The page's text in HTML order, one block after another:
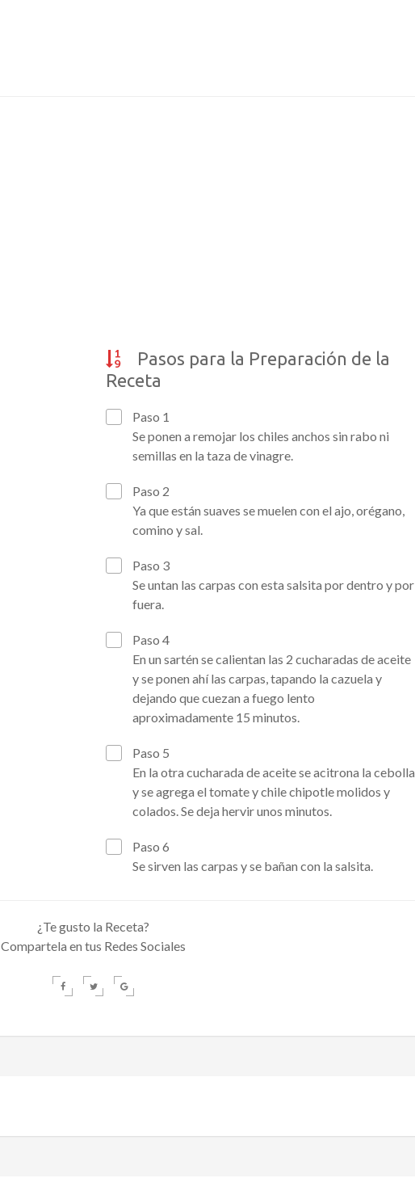
Pasos para la Preparación de la
Receta
Paso 1
Se ponen a remojar los chiles anchos sin rabo ni
semillas en la taza de vinagre.
Paso 2
Ya que están suaves se muelen con el ajo, orégano,
comino y sal.
Paso 3
Se untan las carpas con esta salsita por dentro y por
fuera.
Paso 4
En un sartén se calientan las 2 cucharadas de aceite
y se ponen ahí las carpas, tapando la cazuela y
dejando que cuezan a fuego lento
aproximadamente 15 minutos.
Paso 5
En la otra cucharada de aceite se acitrona la cebolla
y se agrega el tomate y chile chipotle molidos y
colados. Se deja hervir unos minutos.
Paso 6
Se sirven las carpas y se bañan con la salsita.
¿Te gusto la Receta?
Compartela en tus Redes Sociales